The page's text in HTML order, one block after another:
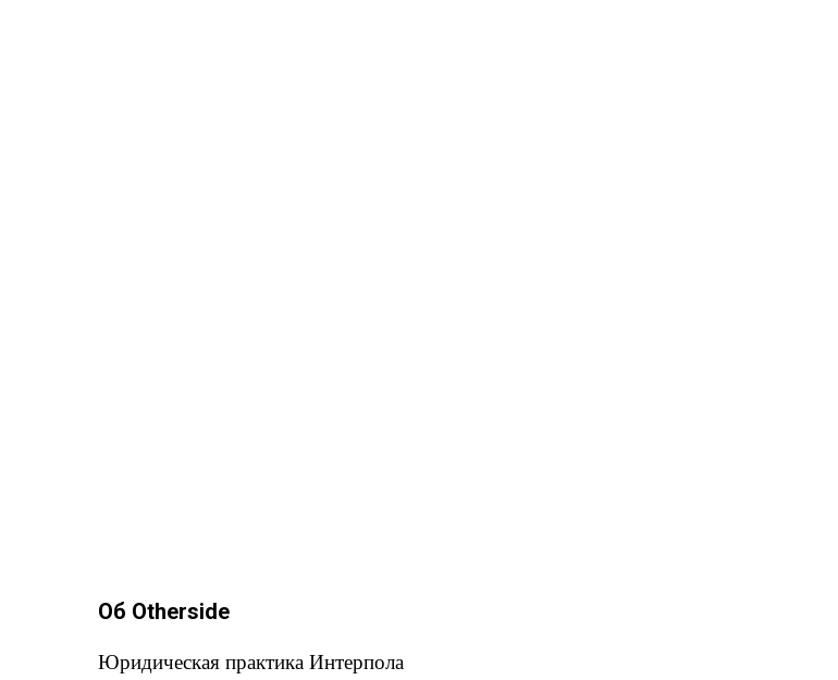
Об Otherside
Юридическая практика Интерпола